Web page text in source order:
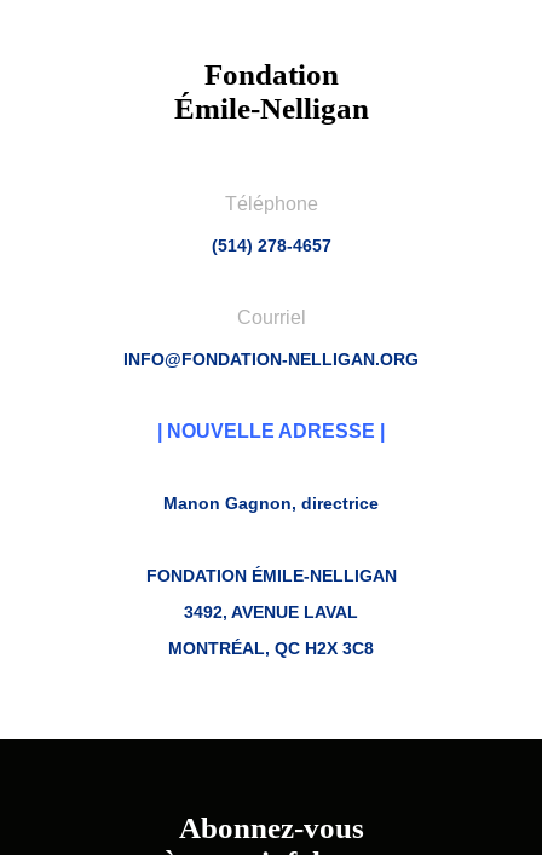
Fondation
Émile-Nelligan
Téléphone
(514) 278-4657
Courriel
INFO@FONDATION-NELLIGAN.ORG
| NOUVELLE ADRESSE |
Manon Gagnon, directrice
FONDATION ÉMILE-NELLIGAN
3492, AVENUE LAVAL
MONTRÉAL, QC H2X 3C8
Abonnez-vous